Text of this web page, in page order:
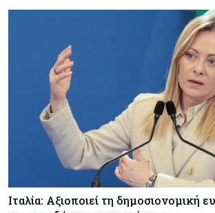
Ιταλία: Αξιοποιεί τη δημοσιονομική